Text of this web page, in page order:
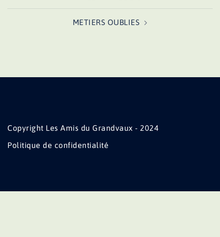
METIERS OUBLIES
Copyright Les Amis du Grandvaux - 2024
Politique de confidentialité